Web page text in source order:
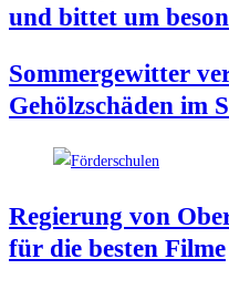
und bit­tet um
Som­mer­ge­wit­ter
Gehölz­schä­den im
Regie­rung von
für die bes­ten Filme